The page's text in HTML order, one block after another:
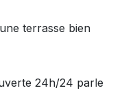
terrasse bien
24h/24 parle